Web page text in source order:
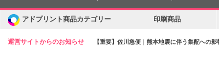
運営サイトからのお知らせ 【重要】佐川急便｜熊本地震に伴う集配への
アドプリント商品カテゴリー 印刷商品